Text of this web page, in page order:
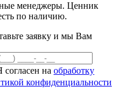
менеджеры. Ценник
по наличию.
заявку и мы Вам
согласен на обработку
конфиденциальности